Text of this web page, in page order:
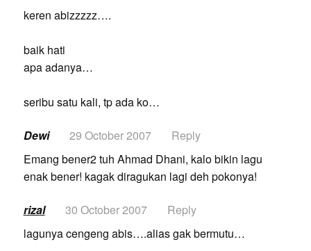
keren abizzzzz….
baik hati
apa adanya…
seribu satu kali, tp ada ko…
Dewi 29 October 2007
Reply
Emang bener2 tuh Ahmad Dhani, kalo bikin lagu
enak bener! kagak diragukan lagi deh pokonya!
rizal 30 October 2007
Reply
lagunya cengeng abis….alias gak bermutu…